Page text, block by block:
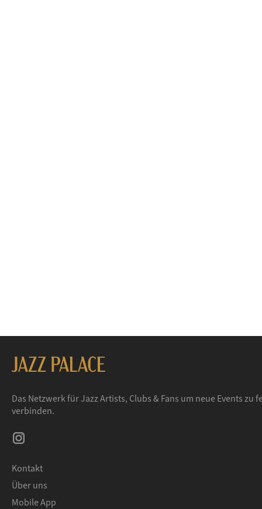
Das Netzwerk für Jazz Artists, Clubs & Fans um neue Events zu
verbinden.
Kontakt
Über uns
Mobile App